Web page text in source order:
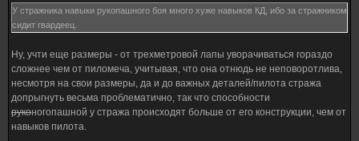
У стражника навыки рукопашного боя много хуже навыков КД, ибо за стражником
сидит гвардеец.
Ну, учти еще размеры - от трехметровой лапы уворачиваться гораздо
сложнее чем от пиломеча, учитывая, что она отнюдь не неповоротлива,
несмотря на свои размеры, да и до важных деталей/пилота стража
допрыгнуть весьма проблематично, так что способности
руконогопашной у стража происходят больше от его конструкции, чем от
навыков пилота.